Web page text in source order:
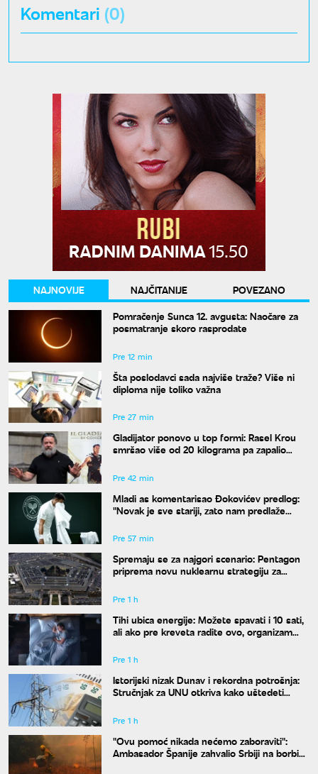
Komentari (0)
NAJNOVIJE NAJČITANIJE
POVEZANO
Pomračenje Sunca 12. avgusta: Naočare za
posmatranje skoro rasprodate
Pre 12 min
Šta poslodavci sada najviše traže? Više ni
diploma nije toliko važna
Pre 27 min
Gladijator ponovo u top formi: Rasel Krou
smršao više od 20 kilograma pa zapalio
Pre 42 min
Mladi as komentarisao Đokovićev predlog:
"Novak je sve stariji, zato nam predlaže
Pre 57 min
Spremaju se za najgori scenario: Pentagon
priprema novu nuklearnu strategiju za
Pre 1 h
Tihi ubica energije: Možete spavati i 10 sati,
ali ako pre kreveta radite ovo, organizam
Pre 1 h
Istorijski nizak Dunav i rekordna potrošnja:
Stručnjak za UNU otkriva kako uštedeti
Pre 1 h
"Ovu pomoć nikada nećemo zaboraviti":
Ambasador Španije zahvalio Srbiji na borbi